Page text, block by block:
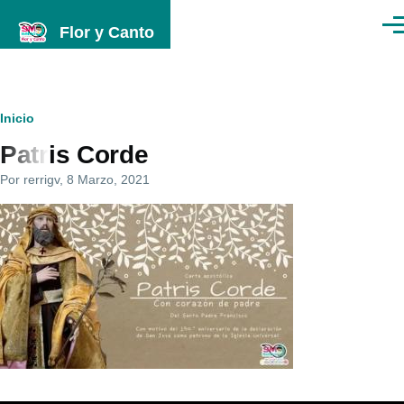
Flor y Canto
Ruta
de
navegación
Inicio
Patris Corde
Por rerrigv, 8 Marzo, 2021
Imagenes
programa